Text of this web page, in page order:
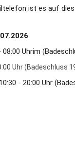
ist es auf
Uhrim
- 20:00 Uhr